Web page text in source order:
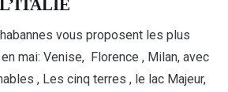
vous proposent les plus
mai: Venise, Florence , Milan, avec
, Les cinq terres , le lac Majeur,